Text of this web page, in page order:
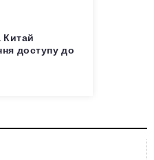
Китай
доступу до